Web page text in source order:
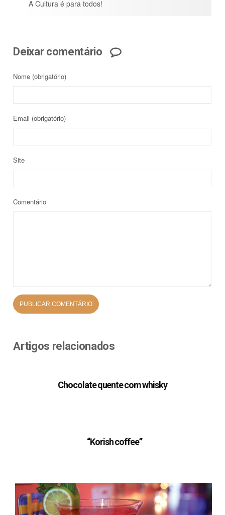
A Cultura é para todos!
Deixar comentário
Nome (obrigatório)
Email (obrigatório)
Site
Comentário
Artigos relacionados
Chocolate quente com whisky
“Korish coffee”